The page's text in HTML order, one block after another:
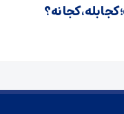
بله، کجا نه؟